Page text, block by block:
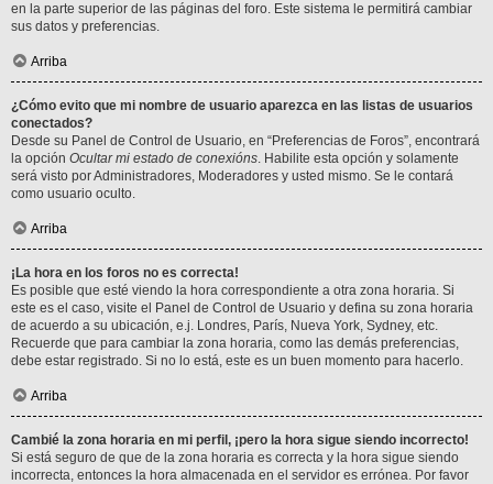
en la parte superior de las páginas del foro. Este sistema le permitirá cambiar
sus datos y preferencias.
Arriba
¿Cómo evito que mi nombre de usuario aparezca en las listas de usuarios
conectados?
Desde su Panel de Control de Usuario, en “Preferencias de Foros”, encontrará
la opción Ocultar mi estado de conexións. Habilite esta opción y solamente
será visto por Administradores, Moderadores y usted mismo. Se le contará
como usuario oculto.
Arriba
¡La hora en los foros no es correcta!
Es posible que esté viendo la hora correspondiente a otra zona horaria. Si
este es el caso, visite el Panel de Control de Usuario y defina su zona horaria
de acuerdo a su ubicación, e.j. Londres, París, Nueva York, Sydney, etc.
Recuerde que para cambiar la zona horaria, como las demás preferencias,
debe estar registrado. Si no lo está, este es un buen momento para hacerlo.
Arriba
Cambié la zona horaria en mi perfil, ¡pero la hora sigue siendo incorrecto!
Si está seguro de que de la zona horaria es correcta y la hora sigue siendo
incorrecta, entonces la hora almacenada en el servidor es errónea. Por favor